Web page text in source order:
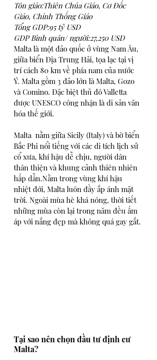
Tôn giáo:Thiên Chúa Giáo, Cơ Đốc
Giáo, Chính Thống Giáo
Tổng GDP:95 tỷ USD
GDP Bình quân/ người:27,250 USD
Malta là một đảo quốc ở vùng Nam Âu,
giữa biển Địa Trung Hải, tọa lạc tại vị
trí cách 80 km về phía nam của nước
Ý. Malta gồm 3 đảo lớn là Malta, Gozo
và Comino. Đặc biệt thủ đô Valletta
được UNESCO công nhận là di sản văn
hóa thế giới.
​Malta  nằm giữa Sicily (Italy) và bờ biển
Bắc Phi nổi tiếng với các di tích lịch sử
cổ xưa, khí hậu dễ chịu, người dân
thân thiện và khung cảnh thiên nhiên
hấp dẫn.Nằm trong vùng khí hậu
nhiệt đới, Malta luôn đầy ắp ánh mặt
trời. Ngoài mùa hè khá nóng, thời tiết
những mùa còn lại trong năm đều ấm
áp với nắng đẹp mà không quá gay gắt.
Tại sao nên chọn đầu tư định cư
Malta?